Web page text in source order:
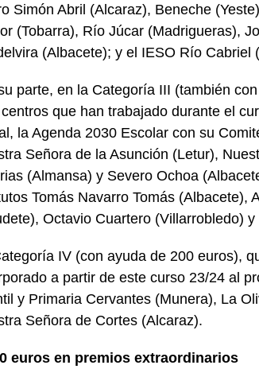
Simón Abril (Alcaraz), Beneche
(Tobarra), Río Júcar (Madrigueras),
(Albacete); y el IESO Río Cabriel
parte, en la Categoría III (también
que han trabajado durante el
la Agenda 2030 Escolar con su
Señora de la Asunción (Letur),
(Almansa) y Severo Ochoa
Tomás Navarro Tomás (Albacete),
Octavio Cuartero (Villarrobledo)
IV (con ayuda de 200 euros),
a partir de este curso 23/24 al
y Primaria Cervantes (Munera), La
Señora de Cortes (Alcaraz).
euros en premios extraordinarios